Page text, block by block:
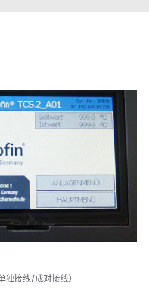
独接线/成对接线)